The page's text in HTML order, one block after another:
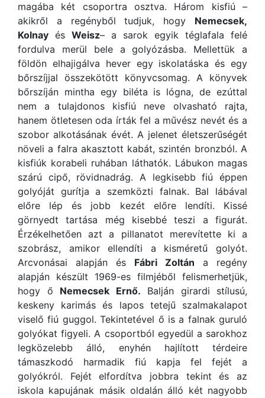
magába két csoportra osztva. Három kisfiú –
akikről a regényből tudjuk, hogy Nemecsek,
Kolnay és Weisz– a sarok egyik téglafala felé
fordulva merül bele a golyózásba. Mellettük a
földön elhajigálva hever egy iskolatáska és egy
bőrszíjjal összekötött könyvcsomag. A könyvek
bőrszíján mintha egy biléta is lógna, de ezúttal
nem a tulajdonos kisfiú neve olvasható rajta,
hanem ötletesen oda írták fel a művész nevét és a
szobor alkotásának évét. A jelenet életszerűségét
növeli a falra akasztott kabát, szintén bronzból. A
kisfiúk korabeli ruhában láthatók. Lábukon magas
szárú cipő, rövidnadrág. A legkisebb fiú éppen
golyóját gurítja a szemközti falnak. Bal lábával
előre lép és jobb kezét előre lendíti. Kissé
görnyedt tartása még kisebbé teszi a figurát.
Érzékelhetően azt a pillanatot merevítette ki a
szobrász, amikor ellendíti a kisméretű golyót.
Arcvonásai alapján és Fábri Zoltán a regény
alapján készült 1969-es filmjéből felismerhetjük,
hogy ő Nemecsek Ernő. Balján girardi stílusú,
keskeny karimás és lapos tetejű szalmakalapot
viselő fiú guggol. Tekintetével ő is a falnak guruló
golyókat figyeli. A csoportból egyedül a sarokhoz
legközelebb álló, enyhén hajlított térdeire
támaszkodó harmadik fiú kapja fel fejét a
golyókról. Fejét elfordítva jobbra tekint és az
iskola kapujának másik oldalán álló két nagyobb